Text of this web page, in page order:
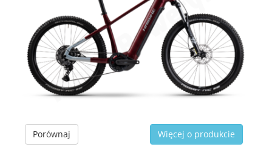
Porównaj
Więcej o produkcie